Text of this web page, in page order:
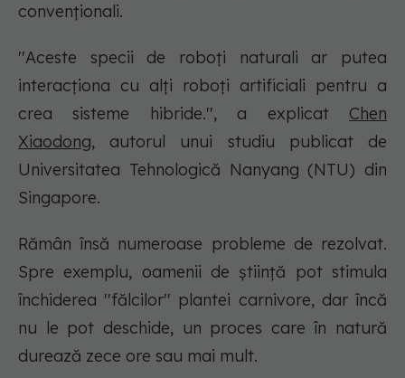
convenţionali.
''Aceste specii de roboţi naturali ar putea
interacţiona cu alţi roboţi artificiali pentru a
crea sisteme hibride.'', a explicat Chen
Xiaodong, autorul unui studiu publicat de
Universitatea Tehnologică Nanyang (NTU) din
Singapore.
Rămân însă numeroase probleme de rezolvat.
Spre exemplu, oamenii de ştiinţă pot stimula
închiderea ''fălcilor'' plantei carnivore, dar încă
nu le pot deschide, un proces care în natură
durează zece ore sau mai mult.